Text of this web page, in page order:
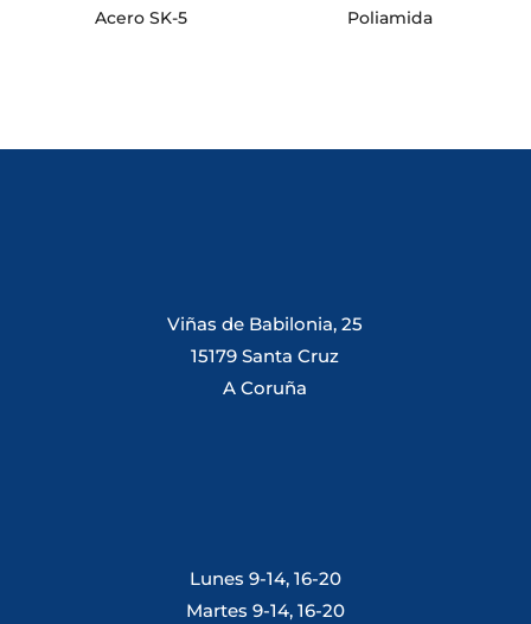
Acero SK-5
Poliamida
Viñas de Babilonia, 25
15179 Santa Cruz
A Coruña
Lunes 9-14, 16-20
Martes 9-14, 16-20